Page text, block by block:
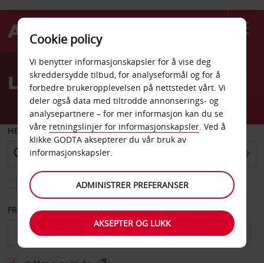
Welcome
AvisLeiebil Potenza sentrum
HENT FRA
Velg et annet leveringssted
FRA DATO TIL DATO
Cookie policy
Vi benytter informasjonskapsler for å vise deg
skreddersydde tilbud, for analyseformål og for å
forbedre brukeropplevelsen på nettstedet vårt. Vi
deler også data med tiltrodde annonserings- og
analysepartnere – for mer informasjon kan du se
våre retningslinjer for informasjonskapsler. Ved å
klikke GODTA aksepterer du vår bruk av
informasjonskapsler.
ADMINISTRER PREFERANSER
AKSEPTER OG LUKK